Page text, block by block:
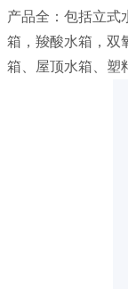
产品全：包括立式
箱，羧酸水箱，双
箱、屋顶水箱、塑